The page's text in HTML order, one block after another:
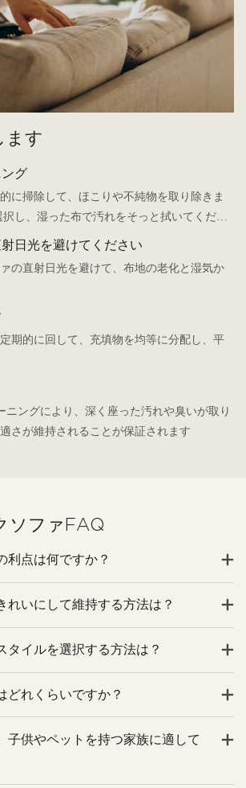
ます
グ
に掃除して、ほこりや不純物を取り除きま
し、湿った布で汚れをそっと拭いてくださ
日光を避けてください
の直射日光を避けて、布地の老化と湿気か
期的に回して、充填物を均等に分配し、平
ニングにより、深く座った汚れや臭いが取り
さが維持されることが保証されます
ソファFAQ
利点は何ですか？
れいにして維持する方法は？
タイルを選択する方法は？
どれくらいですか？
子供やペットを持つ家族に適して